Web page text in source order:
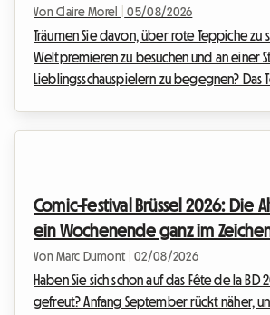
erleben, ohne ein Vermögen
Von Claire Morel 05/08/2026
Träumen Sie davon, über rote Teppiche zu
Weltpremieren zu besuchen und an einer
Lieblingsschauspielern zu begegnen? Das
komfortable Bleibe zu finden, ohne das...
Comic-Festival Brüssel 2026: Die
ein Wochenende ganz im
und eine günstige Unterkunft
Von Marc Dumont 02/08/2026
Haben Sie sich schon auf das Fête de la BD
gefreut? Anfang September rückt näher,